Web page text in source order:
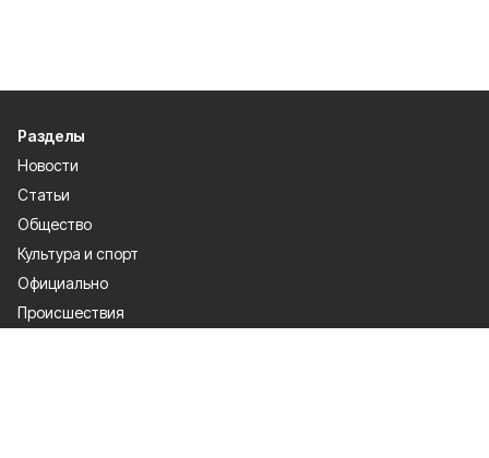
Разделы
Новости
Статьи
Общество
Культура и спорт
Официально
Происшествия